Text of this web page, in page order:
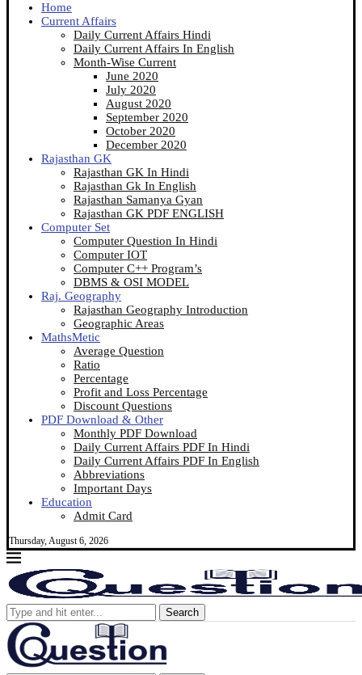
Home
Current Affairs
Daily Current Affairs Hindi
Daily Current Affairs In English
Month-Wise Current
June 2020
July 2020
August 2020
September 2020
October 2020
December 2020
Rajasthan GK
Rajasthan GK In Hindi
Rajasthan Gk In English
Rajasthan Samanya Gyan
Rajasthan GK PDF ENGLISH
Computer Set
Computer Question In Hindi
Computer IOT
Computer C++ Program’s
DBMS & OSI MODEL
Raj. Geography
Rajasthan Geography Introduction
Geographic Areas
MathsMetic
Average Question
Ratio
Percentage
Profit and Loss Percentage
Discount Questions
PDF Download & Other
Monthly PDF Download
Daily Current Affairs PDF In Hindi
Daily Current Affairs PDF In English
Abbreviations
Important Days
Education
Admit Card
Thursday, August 6, 2026
Search